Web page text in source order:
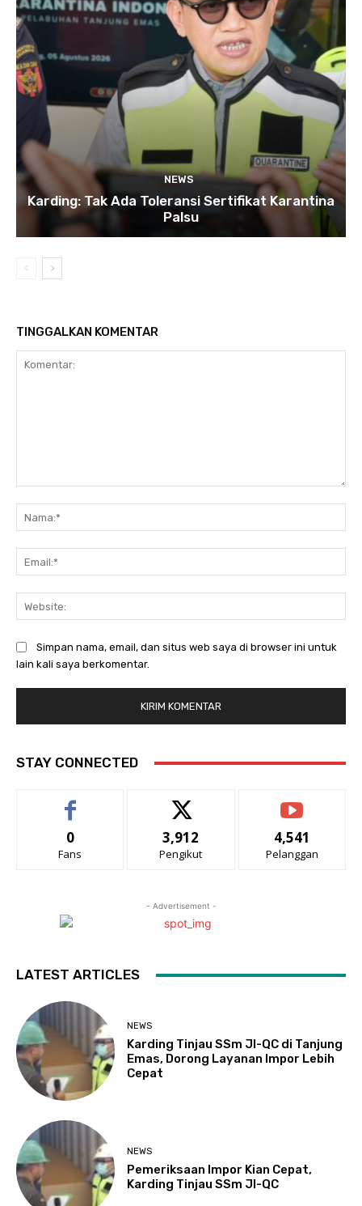
NEWS
Karding: Tak Ada Toleransi Sertifikat Karantina
Palsu
TINGGALKAN KOMENTAR
Simpan nama, email, dan situs web saya di browser ini untuk
lain kali saya berkomentar.
STAY CONNECTED
0
Fans
3,912
Pengikut
4,541
Pelanggan
- Advertisement -
LATEST ARTICLES
NEWS
Karding Tinjau SSm JI-QC di Tanjung
Emas, Dorong Layanan Impor Lebih
Cepat
NEWS
Pemeriksaan Impor Kian Cepat,
Karding Tinjau SSm JI-QC